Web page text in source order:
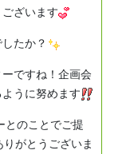
ざいます
たか？
ですね！企画会
うに努めます
とのことでご提
りがとうございま